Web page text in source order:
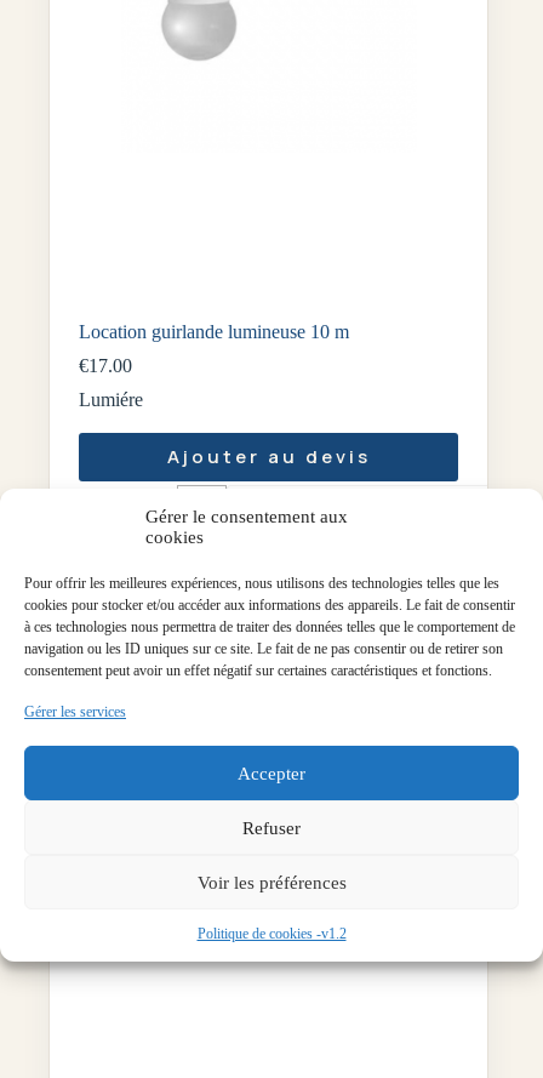
Gérer le consentement aux
cookies
Pour offrir les meilleures expériences, nous utilisons des technologies telles que les
cookies pour stocker et/ou accéder aux informations des appareils. Le fait de consentir
à ces technologies nous permettra de traiter des données telles que le comportement de
navigation ou les ID uniques sur ce site. Le fait de ne pas consentir ou de retirer son
consentement peut avoir un effet négatif sur certaines caractéristiques et fonctions.
Gérer les services
Accepter
Refuser
Voir les préférences
Politique de cookies -v1.2
Location guirlande lumineuse 10 m
€17.00
Lumiére
Quantité
- +
Ajouter au devis